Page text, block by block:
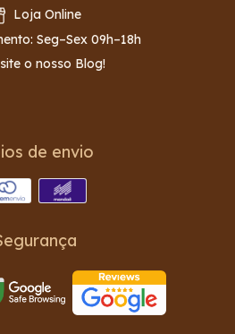
Loja Online
Seg–Sex 09h–18h
o nosso Blog!
de envio